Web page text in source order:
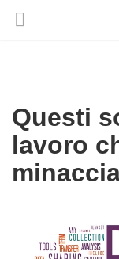
Questi
lavoro